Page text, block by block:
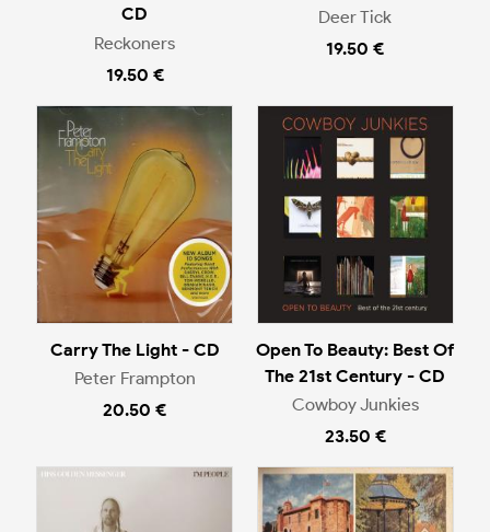
CD
Reckoners
19.50 €
Deer Tick
19.50 €
Carry The Light - CD
Peter Frampton
20.50 €
Open To Beauty: Best Of
The 21st Century - CD
Cowboy Junkies
23.50 €